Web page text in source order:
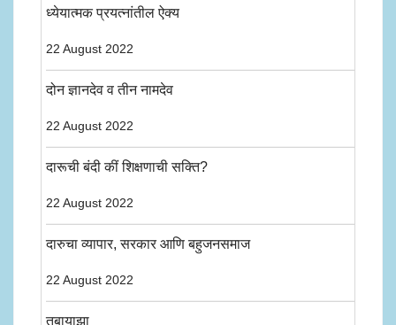
ध्येयात्मक प्रयत्नांतील ऐक्य
22 August 2022
दोन ज्ञानदेव व तीन नामदेव
22 August 2022
दारूची बंदी कीं शिक्षणाची सक्ति?
22 August 2022
दारुचा व्यापार, सरकार आणि बहुजनसमाज
22 August 2022
तुबायाझा